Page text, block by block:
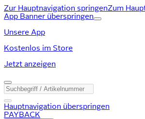
Zur Hauptnavigation springenZum
App Banner überspringen
Unsere App
Kostenlos im Store
Jetzt anzeigen
Hauptnavigation überspringen
PAYBACK